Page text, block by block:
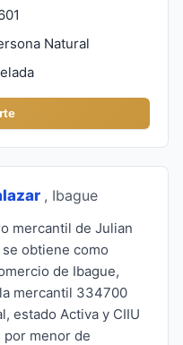
Natural
, Ibague
mercantil de Julian
obtiene como
de Ibague,
mercantil 334700
estado Activa y CIIU
por menor de